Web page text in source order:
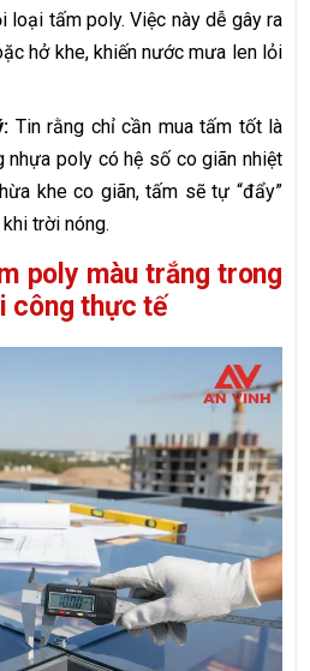
loại tấm poly. Việc này dễ gây ra
hở khe, khiến nước mưa len lỏi
Tin rằng chỉ cần mua tấm tốt là
nhựa poly có hệ số co giãn nhiệt
khe co giãn, tấm sẽ tự “đẩy”
trời nóng.
poly màu trắng trong
công thực tế